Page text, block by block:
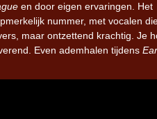
en door eigen ervaringen. Het
nummer, met vocalen
maar ontzettend krachtig. Je
Even ademhalen tijdens
Iron Jinn doopt vers epos
Futurist en munt Reich and